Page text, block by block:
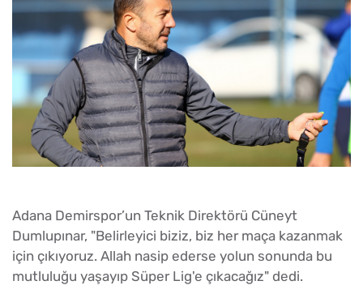
Adana Demirspor’un Teknik Direktörü Cüneyt
Dumlupınar, "Belirleyici biziz, biz her maça kazanmak
için çıkıyoruz. Allah nasip ederse yolun sonunda bu
mutluluğu yaşayıp Süper Lig'e çıkacağız" dedi.